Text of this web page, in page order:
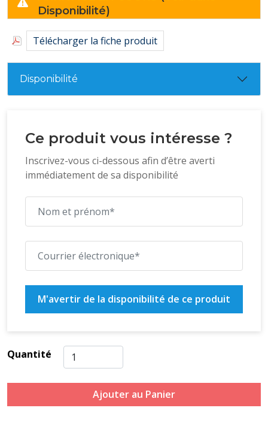
Disponibilité)
Télécharger la fiche produit
Disponibilité
Ce produit vous intéresse ?
Inscrivez-vous ci-dessous afin d’être averti
immédiatement de sa disponibilité
M'avertir de la disponibilité de ce produit
Quantité
Ajouter au Panier